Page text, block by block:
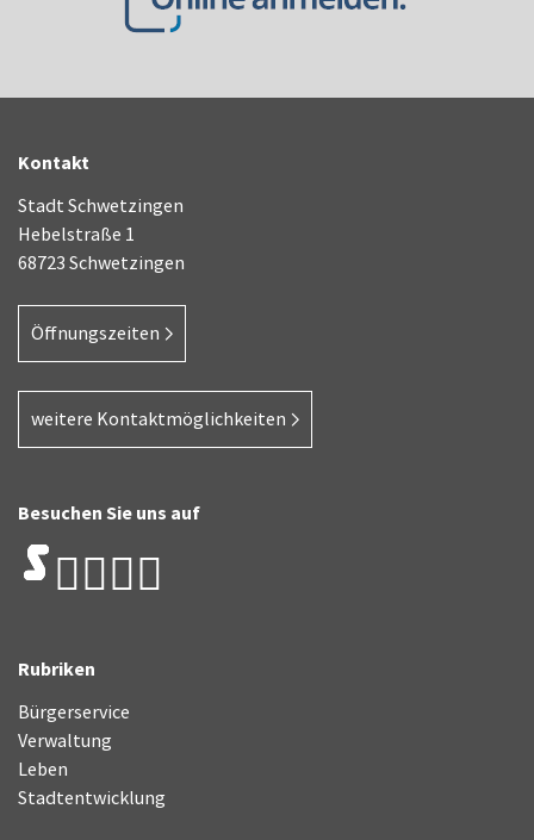
Kontakt
Stadt Schwetzingen
Hebelstraße 1
68723 Schwetzingen
Öffnungszeiten
weitere Kontaktmöglichkeiten
Besuchen Sie uns auf
Rubriken
Bürgerservice
Verwaltung
Leben
Stadtentwicklung